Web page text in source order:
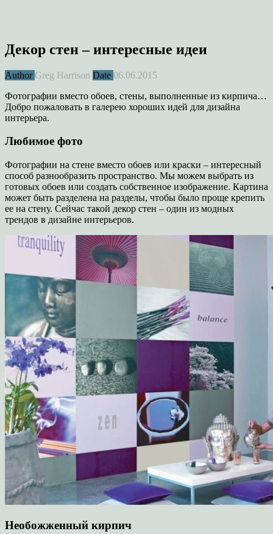
Декор стен – интересные идеи
Author Greg Harrison Date 06.06.2015
Фотографии вместо обоев, стены, выполненные из кирпича…
Добро пожаловать в галерею хороших идей для дизайна
интерьера.
Любимое фото
Фотографии на стене вместо обоев или краски – интересный
способ разнообразить пространство. Мы можем выбрать из
готовых обоев или создать собственное изображение. Картина
может быть разделена на разделы, чтобы было проще крепить
ее на стену. Сейчас такой декор стен – один из модных
трендов в дизайне интерьеров.
Необожженный кирпич